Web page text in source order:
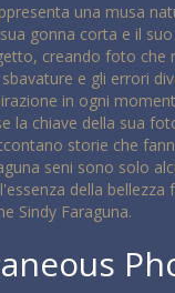
una musa
gonna corta e il
creando foto
e gli errori
in ogni
la chiave della sua
storie che
seni sono solo
della
Sindy Faraguna.